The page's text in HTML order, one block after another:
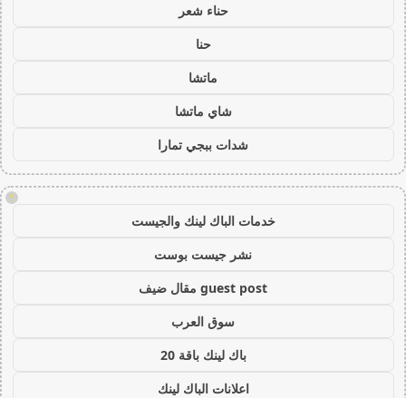
حناء شعر
حنا
ماتشا
شاي ماتشا
شدات ببجي تمارا
!
خدمات الباك لينك والجيست
نشر جيست بوست
guest post مقال ضيف
سوق العرب
باك لينك باقة 20
اعلانات الباك لينك